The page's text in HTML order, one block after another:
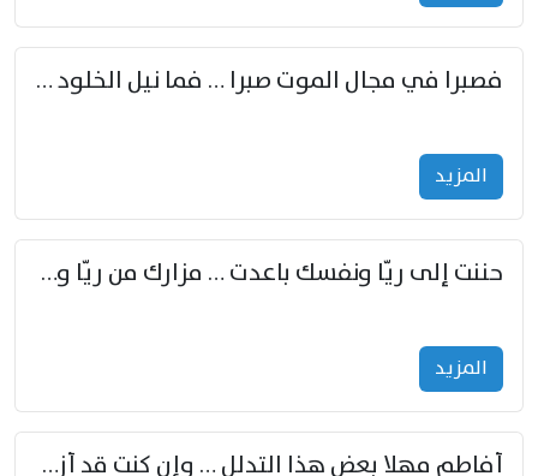
فصبرا في مجال الموت صبرا … فما نيل الخلود بمستطاع
المزید
حننت إلى ريّا ونفسك باعدت … مزارك من ريّا وشعباكما معا
المزید
أفاطم مهلا بعض هذا التدلل … وإن كنت قد أزمعت صرمي فأجملي